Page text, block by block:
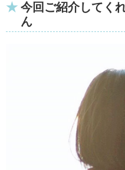
今回ご紹介してく
ん